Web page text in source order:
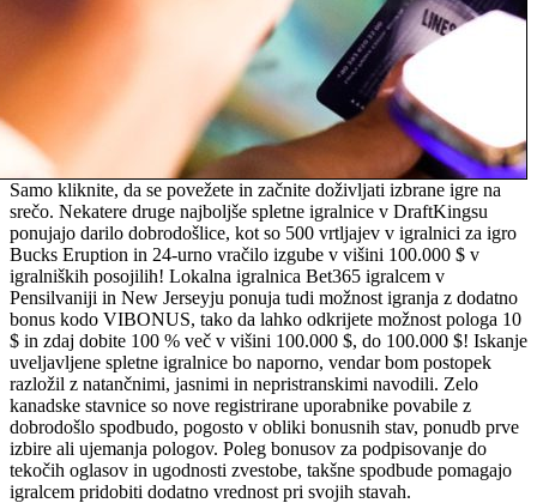
Samo kliknite, da se povežete in začnite doživljati izbrane igre na
srečo. Nekatere druge najboljše spletne igralnice v DraftKingsu
ponujajo darilo dobrodošlice, kot so 500 vrtljajev v igralnici za igro
Bucks Eruption in 24-urno vračilo izgube v višini 100.000 $ v
igralniških posojilih! Lokalna igralnica Bet365 igralcem v
Pensilvaniji in New Jerseyju ponuja tudi možnost igranja z dodatno
bonus kodo VIBONUS, tako da lahko odkrijete možnost pologa 10
$ in zdaj dobite 100 % več v višini 100.000 $, do 100.000 $! Iskanje
uveljavljene spletne igralnice bo naporno, vendar bom postopek
razložil z natančnimi, jasnimi in nepristranskimi navodili. Zelo
kanadske stavnice so nove registrirane uporabnike povabile z
dobrodošlo spodbudo, pogosto v obliki bonusnih stav, ponudb prve
izbire ali ujemanja pologov. Poleg bonusov za podpisovanje do
tekočih oglasov in ugodnosti zvestobe, takšne spodbude pomagajo
igralcem pridobiti dodatno vrednost pri svojih stavah.